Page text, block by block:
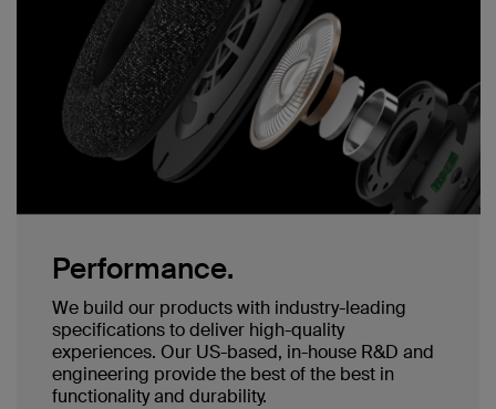
Performance.
We build our products with industry-leading
specifications to deliver high-quality
experiences. Our US-based, in-house R&D and
engineering provide the best of the best in
functionality and durability.